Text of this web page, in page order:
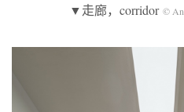
▼走廊，corridor ©